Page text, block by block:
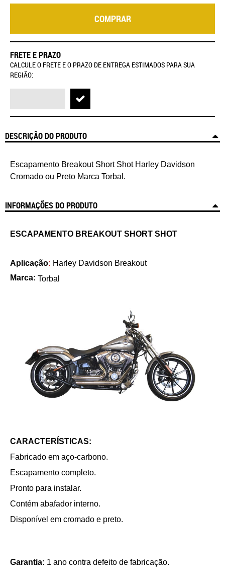
COMPRAR
FRETE E PRAZO
CALCULE O FRETE E O PRAZO DE ENTREGA ESTIMADOS PARA SUA
REGIÃO:
DESCRIÇÃO DO PRODUTO
Escapamento Breakout Short Shot Harley Davidson
Cromado ou Preto Marca Torbal.
INFORMAÇÕES DO PRODUTO
ESCAPAMENTO BREAKOUT SHORT SHOT
Aplicação: Harley Davidson Breakout
Marca: Torbal
CARACTERÍSTICAS:
Fabricado em aço-carbono.
Escapamento completo.
Pronto para instalar.
Contém abafador interno.
Disponível em cromado e preto.
Garantia: 1 ano contra defeito de fabricação.